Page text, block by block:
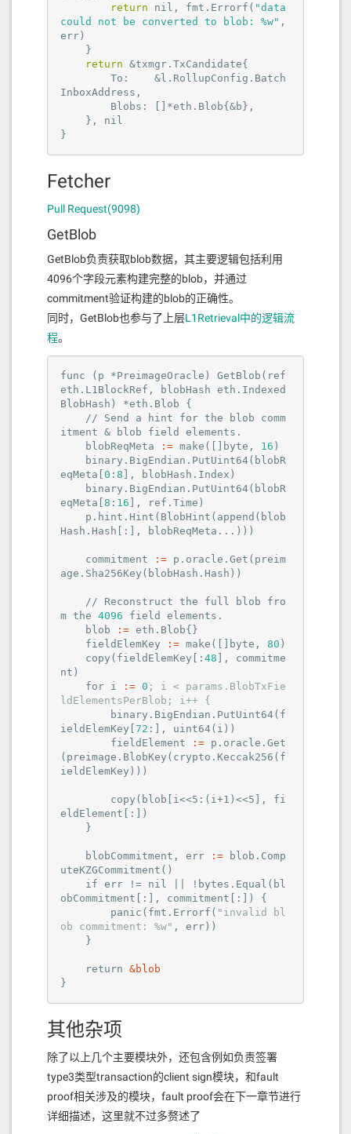
return
nil , fmt.Errorf( "data
could not be converted to blob: %w" ,
err)
return &txmgr.TxCandidate{
InboxAddress,
    },
nil
}
Fetcher
Pull Request(9098)
GetBlob
GetBlob负责获取blob数据，其主要逻辑包括利用
4096个字段元素构建完整的blob，并通过
commitment验证构建的blob的正确性。
同时，GetBlob也参与了上层L1Retrieval中的逻辑流
程。
func ( p *PreimageOracle) GetBlob(ref
eth.L1BlockRef, blobHash eth.Indexed
BlobHash) *eth.Blob {
itment & blob field elements.
    blobReqMeta
:= make([]byte, 16 )
    binary.BigEndian.PutUint64(
blobR
eqMeta 0 : 8 ], blobHash.Index)
    binary.BigEndian.PutUint64(
blobR
eqMeta 8 : 16 ], ref.Time)
    p.hint.Hint(
BlobHint ( append ( blob
Hash .Hash[:], blobReqMeta...)))
    commitment
:= p.oracle.Get( preim
age .Sha256Key( blobHash .Hash))
m the 4096 field elements.
    blob
:= eth.Blob{}
    fieldElemKey
:= make([]byte, 80 )
    copy(
fieldElemKey [: 48 ], commitme
nt)
    for i
:= 0 ; i < params.BlobTxFie
ldElementsPerBlob; i++ {
        binary.BigEndian.PutUint64(
f
ieldElemKey 72 :], uint64( i ))
        fieldElement
:= p.oracle.Get
( preimage .BlobKey( crypto .Keccak256( f
ieldElemKey )))
        copy(
blob [i<<5:( i+1 )<<5], fi
eldElement[:])
    blobCommitment, err
:= blob.Comp
uteKZGCommitment()
    if err !=
nil || !bytes.Equal( bl
obCommitment [:], commitment[:]) {
        panic(
fmt .Errorf( "invalid bl
ob commitment: %w" , err))
    return
&blob
}
其他杂项
除了以上几个主要模块外，还包含例如负责签署
type3类型transaction的client sign模块，和fault
proof相关涉及的模块，fault proof会在下一章节进行
详细描述，这里就不过多赘述了